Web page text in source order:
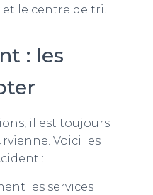
le centre de tri.
: les
il est toujours
Voici les
:
les services